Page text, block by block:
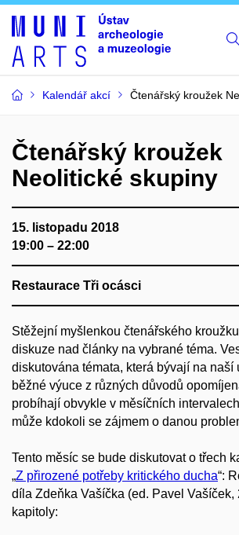
Kalendář akcí Čtenářský kroužek
Čtenářský kroužek
Neolitické skupiny
15. listopadu 2018
19:00 – 22:00
Restaurace Tři ocásci
Stěžejní myšlenkou čtenářského
diskuze nad články na vybrané téma.
diskutována témata, která bývají na naší
běžné výuce z různých důvodů
probíhají obvykle v měsíčních
může kdokoli se zájmem o danou
Tento měsíc se bude diskutovat o třech
„Z přirozené potřeby kritického ducha“:
díla Zdeňka Vašíčka (ed. Pavel Vašíček,
kapitoly: